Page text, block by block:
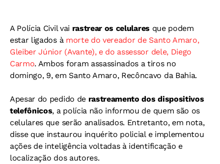
A Polícia Civil vai rastrear os celulares que podem
estar ligados à morte do vereador de Santo Amaro,
Gleiber Júnior (Avante), e do assessor dele, Diego
Carmo. Ambos foram assassinados a tiros no
domingo, 9, em Santo Amaro, Recôncavo da Bahia.
Apesar do pedido de rastreamento dos dispositivos
telefônicos, a polícia não informou de quem são os
celulares que serão analisados. Entretanto, em nota,
disse que instaurou inquérito policial e implementou
ações de inteligência voltadas à identificação e
localização dos autores.